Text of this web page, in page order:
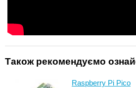
Також рекомендуємо
Raspberry Pi Pico